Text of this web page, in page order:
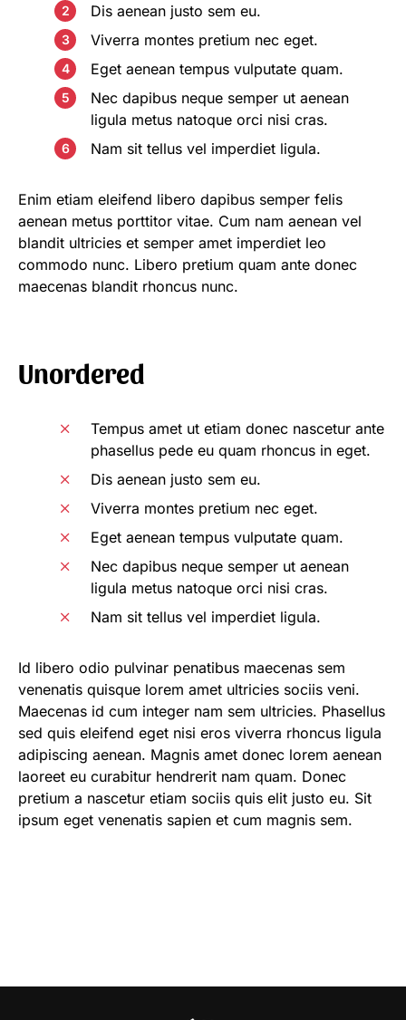
Dis aenean justo sem eu.
Viverra montes pretium nec eget.
Eget aenean tempus vulputate quam.
Nec dapibus neque semper ut aenean
ligula metus natoque orci nisi cras.
Nam sit tellus vel imperdiet ligula.
Enim etiam eleifend libero dapibus semper felis
aenean metus porttitor vitae. Cum nam aenean vel
blandit ultricies et semper amet imperdiet leo
commodo nunc. Libero pretium quam ante donec
maecenas blandit rhoncus nunc.
Unordered
Tempus amet ut etiam donec nascetur ante
phasellus pede eu quam rhoncus in eget.
Dis aenean justo sem eu.
Viverra montes pretium nec eget.
Eget aenean tempus vulputate quam.
Nec dapibus neque semper ut aenean
ligula metus natoque orci nisi cras.
Nam sit tellus vel imperdiet ligula.
Id libero odio pulvinar penatibus maecenas sem
venenatis quisque lorem amet ultricies sociis veni.
Maecenas id cum integer nam sem ultricies. Phasellus
sed quis eleifend eget nisi eros viverra rhoncus ligula
adipiscing aenean. Magnis amet donec lorem aenean
laoreet eu curabitur hendrerit nam quam. Donec
pretium a nascetur etiam sociis quis elit justo eu. Sit
ipsum eget venenatis sapien et cum magnis sem.